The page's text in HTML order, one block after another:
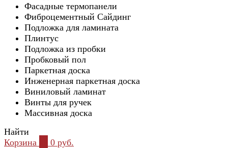
Фасадные термопанели
Фиброцементный Сайдинг
Подложка для ламината
Плинтус
Подложка из пробки
Пробковый пол
Паркетная доска
Инженерная паркетная доска
Виниловый ламинат
Винты для ручек
Массивная доска
Найти
Корзина
0 руб.